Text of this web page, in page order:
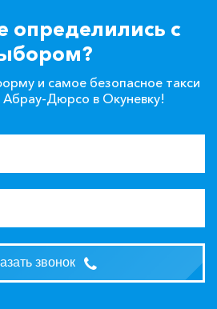
определились с
и самое безопасное такси
Абрау-Дюрсо в Окуневку!
звонок